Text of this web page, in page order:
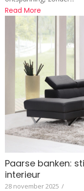
Read More
Paarse banken:
interieur
28 november 2025 /